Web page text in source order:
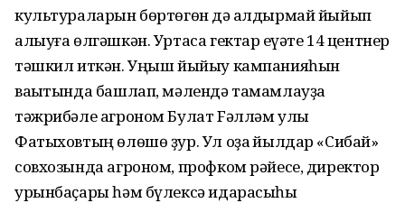
культураларын бөртөгөн дә ҡалдырмай йыйып
алыуға өлгәшкән. Уртаса гектар ҡеүәте 14 центнер
тәшкил иткән. Уңыш йыйыу кампанияһын
ваҡытында башлап, мәлендә тамамлауҙа
тәжрибәле агроном Булат Fәлләм улы
Фатыховтың өлөшө ҙур. Ул оҙаҡ йылдар «Сибай»
совхозында агроном, профком рәйесе, директор
урынбаҫары һәм бүлексә идарасыһы